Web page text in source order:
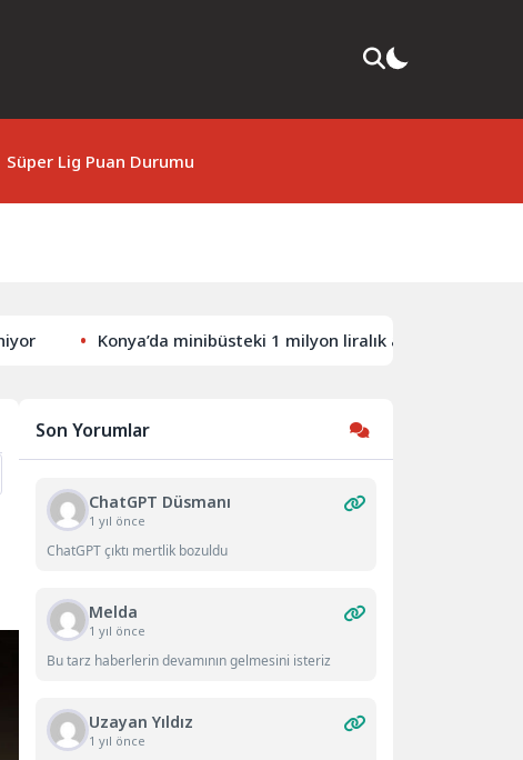
Süper Lig Puan Durumu
Konya’da minibüsteki 1 milyon liralık altın ve parayı
Son Yorumlar
ChatGPT Düsmanı
1 yıl önce
ChatGPT çıktı mertlik bozuldu
Melda
1 yıl önce
Bu tarz haberlerin devamının gelmesini isteriz
Uzayan Yıldız
1 yıl önce